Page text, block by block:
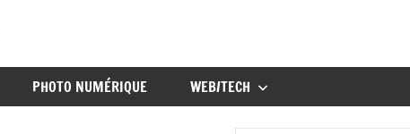
PHOTO NUMÉRIQUE WEB/TECH